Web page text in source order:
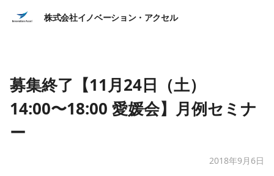
株式会社イノベーション・アクセル
募集終了【11月24日（土）
14:00〜18:00 愛媛会】月例セミナ
ー
2018年9月6日